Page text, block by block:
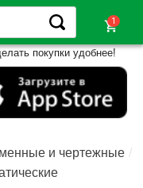
shopping_cart
покупки удобнее!
и чертежные